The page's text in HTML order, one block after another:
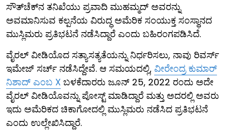
ಸೌತ್‌ಚೆಕ್‌ನ ತನಿಖೆಯು ಪ್ರವಾದಿ ಮುಹಮ್ಮದ್ ಅವರನ್ನು
ಅವಮಾನಿಸುವ ಕಲ್ಪನೆಯ ವಿರುದ್ಧ ಅಮೆರಿಕ ಸಂಯುಕ್ತ ಸಂಸ್ಥಾನದ
ಮುಸ್ಲಿಮರು ಪ್ರತಿಭಟನೆ ನಡೆಸಿದ್ದಾರೆ ಎಂದು ಬಹಿರಂಗಪಡಿಸಿದೆ.
ವೈರಲ್ ವೀಡಿಯೊದ ಸತ್ಯಾಸತ್ಯತೆಯನ್ನು ನಿರ್ಧರಿಸಲು, ನಾವು ರಿವರ್ಸ್
ಇಮೇಜ್ ಸರ್ಚ್ ನಡೆಸಿದ್ದೇವೆ. ಆ ಸಮಯದಲ್ಲಿ, ವೀರೇಂದ್ರ ಕುಮಾರ್
ನಿಶಾದ್ ಎಂಬ X ಬಳಕೆದಾರರು ಜೂನ್ 25, 2022 ರಂದು ಅದೇ
ವೈರಲ್ ವೀಡಿಯೊವನ್ನು ಪೋಸ್ಟ್ ಮಾಡಿದ್ದಾರೆ ಮತ್ತು ಅದರಲ್ಲಿ ಅವರು
ಇದು ಅಮೆರಿಕದ ಚಿಕಾಗೋದಲ್ಲಿ ಮುಸ್ಲಿಮರು ನಡೆಸಿದ ಪ್ರತಿಭಟನೆ
ಎಂದು ಉಲ್ಲೇಖಿಸಿದ್ದಾರೆ.